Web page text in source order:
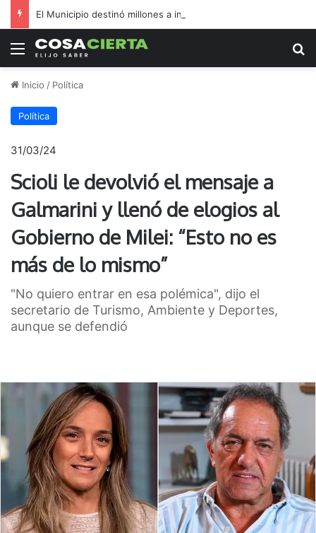
Menú
Inicio / Política
Política
31/03/24
Scioli le devolvió el mensaje a
Galmarini y llenó de elogios al
Gobierno de Milei: “Esto no es
más de lo mismo”
"No quiero entrar en esa polémica", dijo el
secretario de Turismo, Ambiente y Deportes,
aunque se defendió